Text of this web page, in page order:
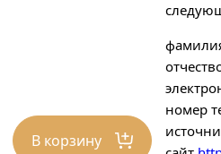
В корзину
номер